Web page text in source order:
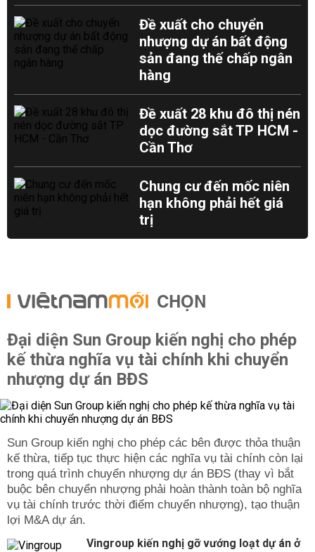
Đề xuất cho chuyển
nhượng dự án bất động
sản đang thế chấp ngân
hàng
Đề xuất 28 khu đô thị nén
dọc đường sắt TP HCM -
Cần Thơ
Chung cư đến mốc niên
hạn không phải hết giá
trị
CHỌN
Đại diện Sun Group kiến nghị cho phép
kế thừa nghĩa vụ tài chính khi chuyển
nhượng dự án BĐS
Sun Group kiến nghị cho phép các bên được thỏa thuận
kế thừa, tiếp tục thực hiện các nghĩa vụ tài chính còn lại
trong quá trình chuyển nhượng dự án BĐS (thay vì bắt
buộc bên chuyển nhượng phải hoàn thành toàn bộ nghĩa
vụ tài chính trước thời điểm chuyển nhượng), tạo thuận
lợi M&A dự án.
Vingroup kiến nghị gỡ vướng loạt dự án ở